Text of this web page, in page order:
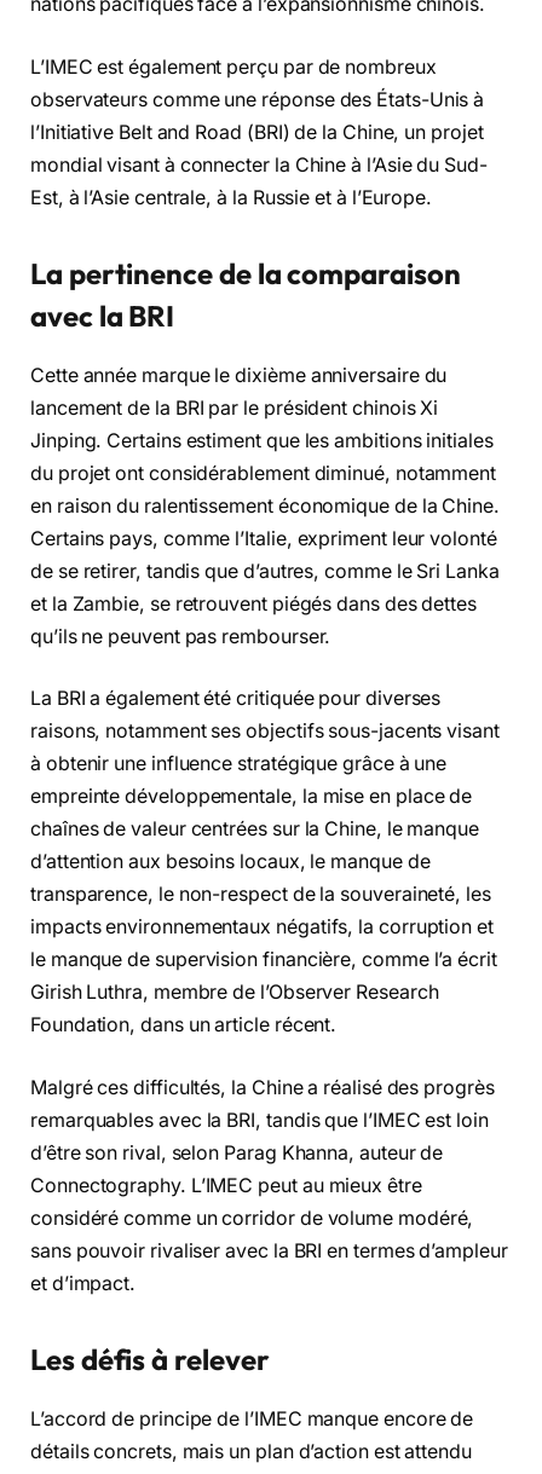
L’IMEC est également perçu par de nombreux
observateurs comme une réponse des États-Unis à
l’Initiative Belt and Road (BRI) de la Chine, un projet
mondial visant à connecter la Chine à l’Asie du Sud-
Est, à l’Asie centrale, à la Russie et à l’Europe.
La pertinence de la comparaison
avec la BRI
Cette année marque le dixième anniversaire du
lancement de la BRI par le président chinois Xi
Jinping. Certains estiment que les ambitions initiales
du projet ont considérablement diminué, notamment
en raison du ralentissement économique de la Chine.
Certains pays, comme l’Italie, expriment leur volonté
de se retirer, tandis que d’autres, comme le Sri Lanka
et la Zambie, se retrouvent piégés dans des dettes
qu’ils ne peuvent pas rembourser.
La BRI a également été critiquée pour diverses
raisons, notamment ses objectifs sous-jacents visant
à obtenir une influence stratégique grâce à une
empreinte développementale, la mise en place de
chaînes de valeur centrées sur la Chine, le manque
d’attention aux besoins locaux, le manque de
transparence, le non-respect de la souveraineté, les
impacts environnementaux négatifs, la corruption et
le manque de supervision financière, comme l’a écrit
Girish Luthra, membre de l’Observer Research
Foundation, dans un article récent.
Malgré ces difficultés, la Chine a réalisé des progrès
remarquables avec la BRI, tandis que l’IMEC est loin
d’être son rival, selon Parag Khanna, auteur de
Connectography. L’IMEC peut au mieux être
considéré comme un corridor de volume modéré,
sans pouvoir rivaliser avec la BRI en termes d’ampleur
et d’impact.
Les défis à relever
L’accord de principe de l’IMEC manque encore de
détails concrets, mais un plan d’action est attendu